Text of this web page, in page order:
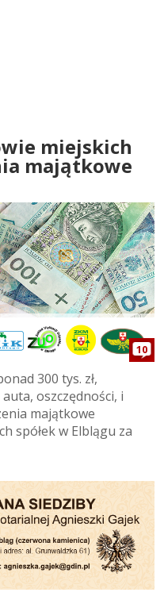
miejskich
majątkowe
10
300 tys. zł,
oszczędności, i
majątkowe
spółek w Elblągu za